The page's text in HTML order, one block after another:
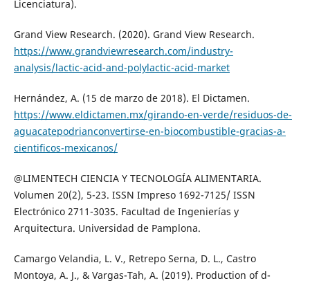
Licenciatura).
Grand View Research. (2020). Grand View Research.
https://www.grandviewresearch.com/industry-
analysis/lactic-acid-and-polylactic-acid-market
Hernández, A. (15 de marzo de 2018). El Dictamen.
https://www.eldictamen.mx/girando-en-verde/residuos-de-
aguacatepodrianconvertirse-en-biocombustible-gracias-a-
cientificos-mexicanos/
@LIMENTECH CIENCIA Y TECNOLOGÍA ALIMENTARIA.
Volumen 20(2), 5-23. ISSN Impreso 1692-7125/ ISSN
Electrónico 2711-3035. Facultad de Ingenierías y
Arquitectura. Universidad de Pamplona.
Camargo Velandia, L. V., Retrepo Serna, D. L., Castro
Montoya, A. J., & Vargas-Tah, A. (2019). Production of d-